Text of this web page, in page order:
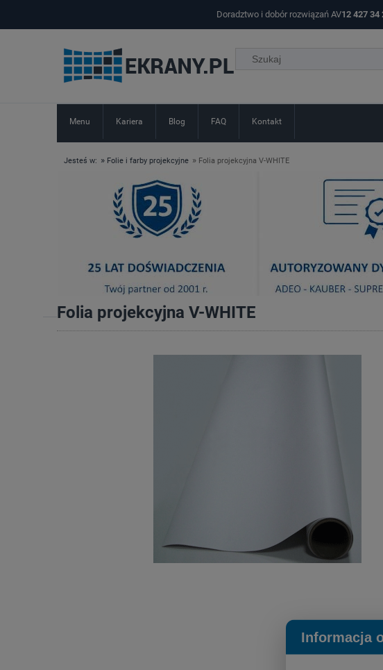
Doradztwo i dobór rozwiązań AV12 427 34
Menu Kariera Blog FAQ Kontakt
Jesteś w: » Folie i farby projekcyjne » Folia projekcyjna V-WHITE
Folia projekcyjna V-WHITE
Informacja